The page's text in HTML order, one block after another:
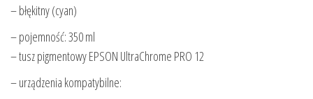
– błękitny (cyan)
– pojemność: 350 ml
– tusz pigmentowy EPSON UltraChrome PRO 12
– urządzenia kompatybilne: